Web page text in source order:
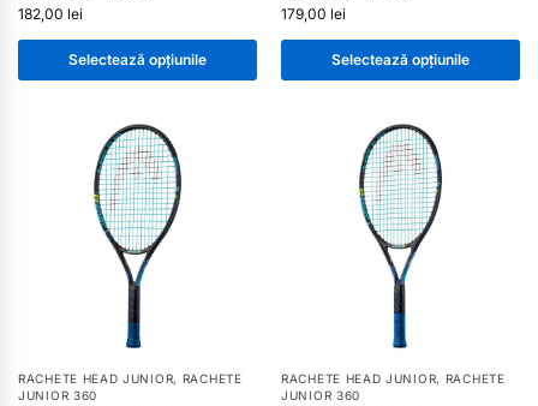
182,00 lei
Selectează opțiunile
179,00 lei
Selectează opțiunile
RACHETE HEAD JUNIOR, RACHETE
JUNIOR 360
RACHETE HEAD JUNIOR, RACHETE
JUNIOR 360